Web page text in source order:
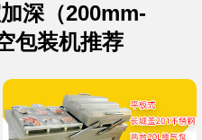
深（200mm-
包装机推荐